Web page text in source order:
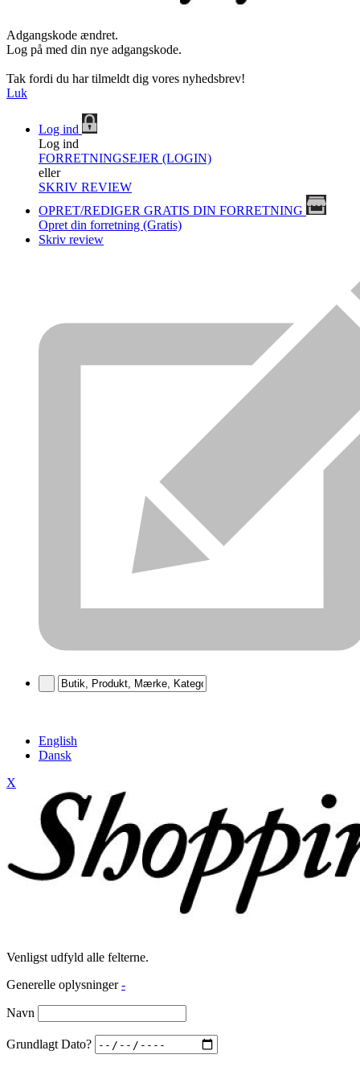
Adgangskode ændret.
Log på med din nye adgangskode.
Tak fordi du har tilmeldt dig vores nyhedsbrev!
Luk
Log ind
Log ind
FORRETNINGSEJER (LOGIN)
eller
SKRIV REVIEW
OPRET/REDIGER GRATIS DIN FORRETNING
Opret din forretning (Gratis)
Skriv review
English
Dansk
X
Venligst udfyld alle felterne.
Generelle oplysninger -
Navn
Grundlagt Dato?